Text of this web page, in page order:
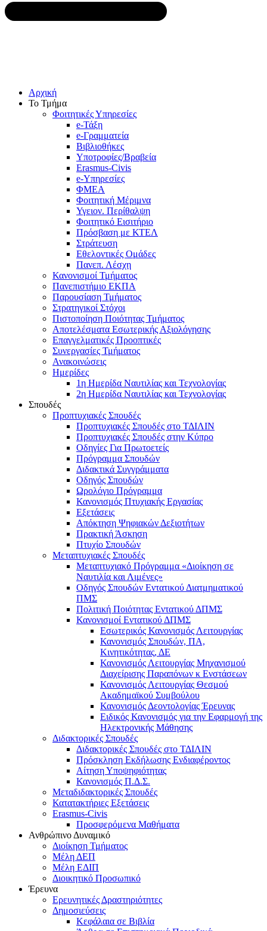
Αρχική
Το Τμήμα
Φοιτητικές Υπηρεσίες
e-Τάξη
e-Γραμματεία
Βιβλιοθήκες
Υποτροφίες/Βραβεία
Erasmus-Civis
e-Υπηρεσίες
ΦΜΕΑ
Φοιτητική Μέριμνα
Υγειον. Περίθαλψη
Φοιτητικό Εισιτήριο
Πρόσβαση με ΚΤΕΛ
Στράτευση
Εθελοντικές Ομάδες
Πανεπ. Λέσχη
Κανονισμοί Τμήματος
Πανεπιστήμιο ΕΚΠΑ
Παρουσίαση Τμήματος
Στρατηγικοί Στόχοι
Πιστοποίηση Ποιότητας Τμήματος
Αποτελέσματα Εσωτερικής Αξιολόγησης
Επαγγελματικές Προοπτικές
Συνεργασίες Τμήματος
Ανακοινώσεις
Ημερίδες
1η Ημερίδα Ναυτιλίας και Τεχνολογίας
2η Ημερίδα Ναυτιλίας και Τεχνολογίας
Σπουδές
Προπτυχιακές Σπουδές
Προπτυχιακές Σπουδές στο ΤΔΙΛΙΝ
Προπτυχιακές Σπουδές στην Κύπρο
Οδηγίες Για Πρωτοετείς
Πρόγραμμα Σπουδών
Διδακτικά Συγγράμματα
Οδηγός Σπουδών
Ωρολόγιο Πρόγραμμα
Κανονισμός Πτυχιακής Εργασίας
Εξετάσεις
Απόκτηση Ψηφιακών Δεξιοτήτων
Πρακτική Άσκηση
Πτυχίο Σπουδών
Μεταπτυχιακές Σπουδές
Μεταπτυχιακό Πρόγραμμα «Διοίκηση σε
Ναυτιλία και Λιμένες»
Οδηγός Σπουδών Εντατικού Διατμηματικού
ΠΜΣ
Πολιτική Ποιότητας Εντατικού ΔΠΜΣ
Κανονισμοί Εντατικού ΔΠΜΣ
Εσωτερικός Κανονισμός Λειτουργίας
Κανονισμός Σπουδών, ΠΑ,
Κινητικότητας, ΔΕ
Κανονισμός Λειτουργίας Μηχανισμού
Διαχείρισης Παραπόνων κ Ενστάσεων
Κανονισμός Λειτουργίας Θεσμού
Ακαδημαϊκού Συμβούλου
Κανονισμός Δεοντολογίας Έρευνας
Ειδικός Κανονισμός για την Εφαρμογή της
Ηλεκτρονικής Μάθησης
Διδακτορικές Σπουδές
Διδακτορικές Σπουδές στο ΤΔΙΛΙΝ
Πρόσκληση Εκδήλωσης Ενδιαφέροντος
Αίτηση Υποψηφιότητας
Κανονισμός Π.Δ.Σ.
Μεταδιδακτορικές Σπουδές
Κατατακτήριες Εξετάσεις
Erasmus-Civis
Προσφερόμενα Μαθήματα
Ανθρώπινο Δυναμικό
Διοίκηση Τμήματος
Μέλη ΔΕΠ
Μέλη ΕΔΙΠ
Διοικητικό Προσωπικό
Έρευνα
Ερευνητικές Δραστηριότητες
Δημοσιεύσεις
Κεφάλαια σε Βιβλία